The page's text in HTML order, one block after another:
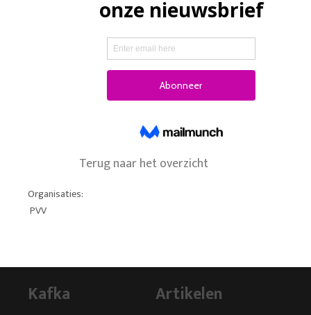
Terug naar het overzicht
Organisaties:
PVV
Kafka Artikelen